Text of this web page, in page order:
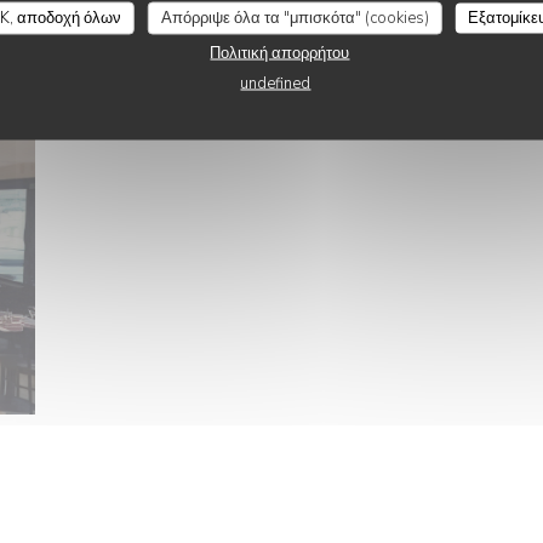
αποδοχή όλων Απόρριψε όλα τα "μπισκότα" (cookies)
Πολιτική απορρήτου
undefined